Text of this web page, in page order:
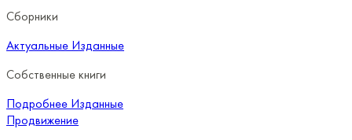
Сборники
Актуальные Изданные
Собственные книги
Подробнее Изданные
Продвижение